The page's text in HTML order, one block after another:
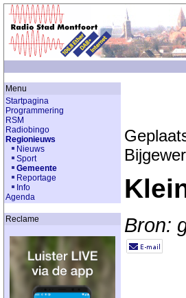
Menu
Startpagina
Programmering
RSM
Radiobingo
Regionieuws
Nieuws
Sport
Gemeente
Reportage
Info
Agenda
Reclame Bron: